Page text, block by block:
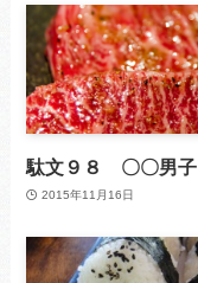
駄文９８ 〇〇男子
2015年11月16日